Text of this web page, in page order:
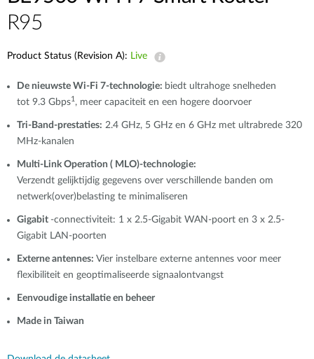
R95
Product Status (Revision A): Live
De nieuwste Wi-Fi 7-technologie: biedt ultrahoge snelheden
tot 9.3 Gbps1 , meer capaciteit en een hogere doorvoer
Tri-Band-prestaties: 2.4 GHz, 5 GHz en 6 GHz met ultrabrede 320
MHz-kanalen
Multi-Link Operation ( MLO)-technologie:
Verzendt gelijktijdig gegevens over verschillende banden om
netwerk(over)belasting te minimaliseren
Gigabit -connectiviteit: 1 x 2.5-Gigabit WAN-poort en 3 x 2.5-
Gigabit LAN-poorten
Externe antennes: Vier instelbare externe antennes voor meer
flexibiliteit en geoptimaliseerde signaalontvangst
Eenvoudige installatie en beheer
Made in Taiwan